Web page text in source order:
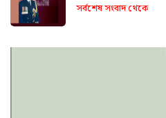
সর্বশেষ সংবাদ থেকে